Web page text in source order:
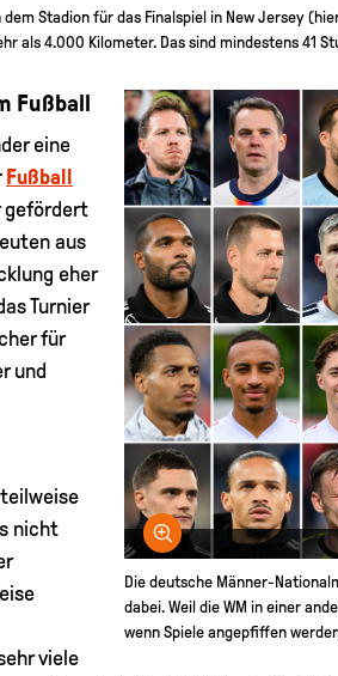
dem Stadion für das Finalspiel in New Jersey
als 4.000 Kilometer. Das sind mindestens 41
Bild
Die deutsche Männer-
dabei. Weil die WM in einer
wenn Spiele angepfiffen
Fußball
eine
Fußball
gefördert
aus
eher
Turnier
für
und
nicht
viele